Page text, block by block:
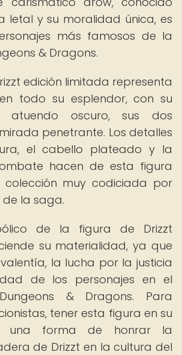
letal y su moralidad única, es
más famosos de la
& Dragons.
edición limitada representa
todo su esplendor, con su
atuendo oscuro, sus dos
penetrante. Los detalles
el cabello plateado y la
hacen de esta figura
muy codiciada por
de la saga.
de la figura de Drizzt
su materialidad, ya que
la lucha por la justicia
de los personajes en el
& Dragons. Para
tener esta figura en su
una forma de honrar la
de Drizzt en la cultura del